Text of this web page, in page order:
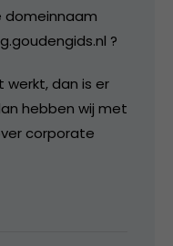
domeinnaam
?
werkt, dan is er
hebben wij met
corporate